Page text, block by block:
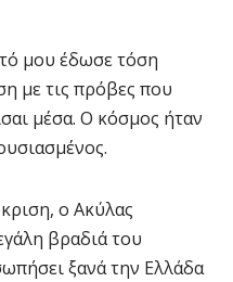
μου έδωσε τόση
με τις πρόβες που
μέσα. Ο κόσμος ήταν
ο Ακύλας
βραδιά του
ξανά την Ελλάδα